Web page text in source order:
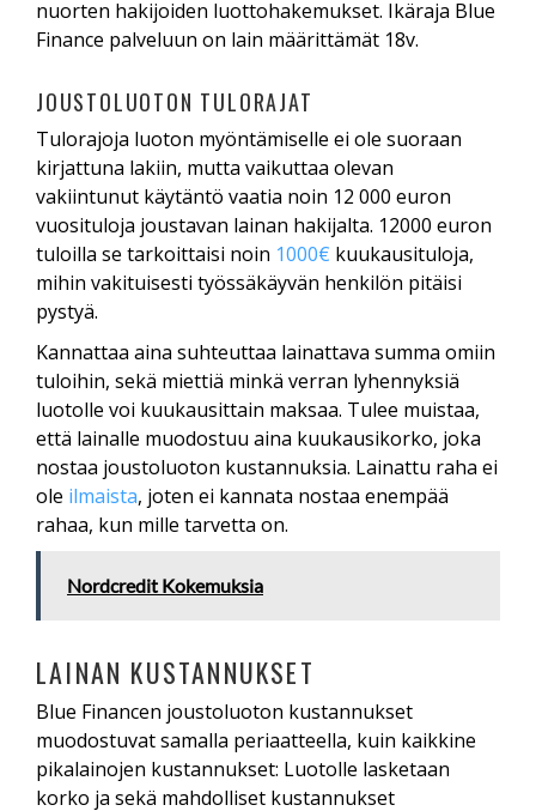
nuorten hakijoiden luottohakemukset. Ikäraja Blue
Finance palveluun on lain määrittämät 18v.
JOUSTOLUOTON TULORAJAT
Tulorajoja luoton myöntämiselle ei ole suoraan
kirjattuna lakiin, mutta vaikuttaa olevan
vakiintunut käytäntö vaatia noin 12 000 euron
vuosituloja joustavan lainan hakijalta. 12000 euron
tuloilla se tarkoittaisi noin 1000€ kuukausituloja,
mihin vakituisesti työssäkäyvän henkilön pitäisi
pystyä.
Kannattaa aina suhteuttaa lainattava summa omiin
tuloihin, sekä miettiä minkä verran lyhennyksiä
luotolle voi kuukausittain maksaa. Tulee muistaa,
että lainalle muodostuu aina kuukausikorko, joka
nostaa joustoluoton kustannuksia. Lainattu raha ei
ole ilmaista, joten ei kannata nostaa enempää
rahaa, kun mille tarvetta on.
Nordcredit Kokemuksia
LAINAN KUSTANNUKSET
Blue Financen joustoluoton kustannukset
muodostuvat samalla periaatteella, kuin kaikkine
pikalainojen kustannukset: Luotolle lasketaan
korko ja sekä mahdolliset kustannukset